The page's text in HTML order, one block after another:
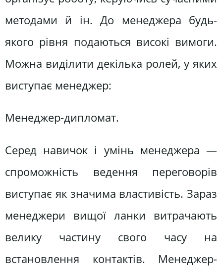
методами й ін. До менеджера будь-
якого рівня подаються високі вимоги.
Можна виділити декілька ролей, у яких
виступає менеджер:
Менеджер-дипломат.
Серед навичок і умінь менеджера —
спроможність ведення переговорів
виступає як значима властивість. Зараз
менеджери вищої ланки витрачають
велику частину свого часу на
встановлення контактів. Менеджер-